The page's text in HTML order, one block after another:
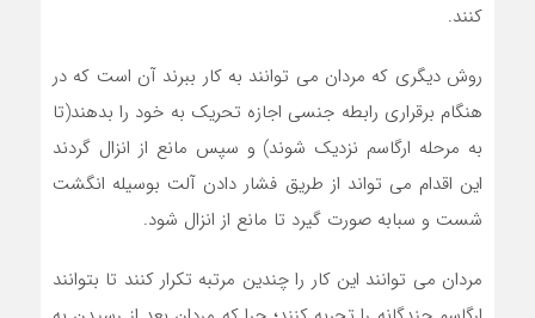
کنند.
روش دیگری که مردان می توانند به کار ببرند آن است که در
هنگام برقراری رابطه جنسی اجازه تحریک به خود را بدهند(تا
به مرحله ارگاسم نزدیک شوند) و سپس مانع از انزال گردند
این اقدام می تواند از طریق فشار دادن آلت بوسیله انگشت
شست و سبابه صورت گیرد تا مانع از انزال شود.
مردان می توانند این کار را چندین مرتبه تکرار کنند تا بتوانند